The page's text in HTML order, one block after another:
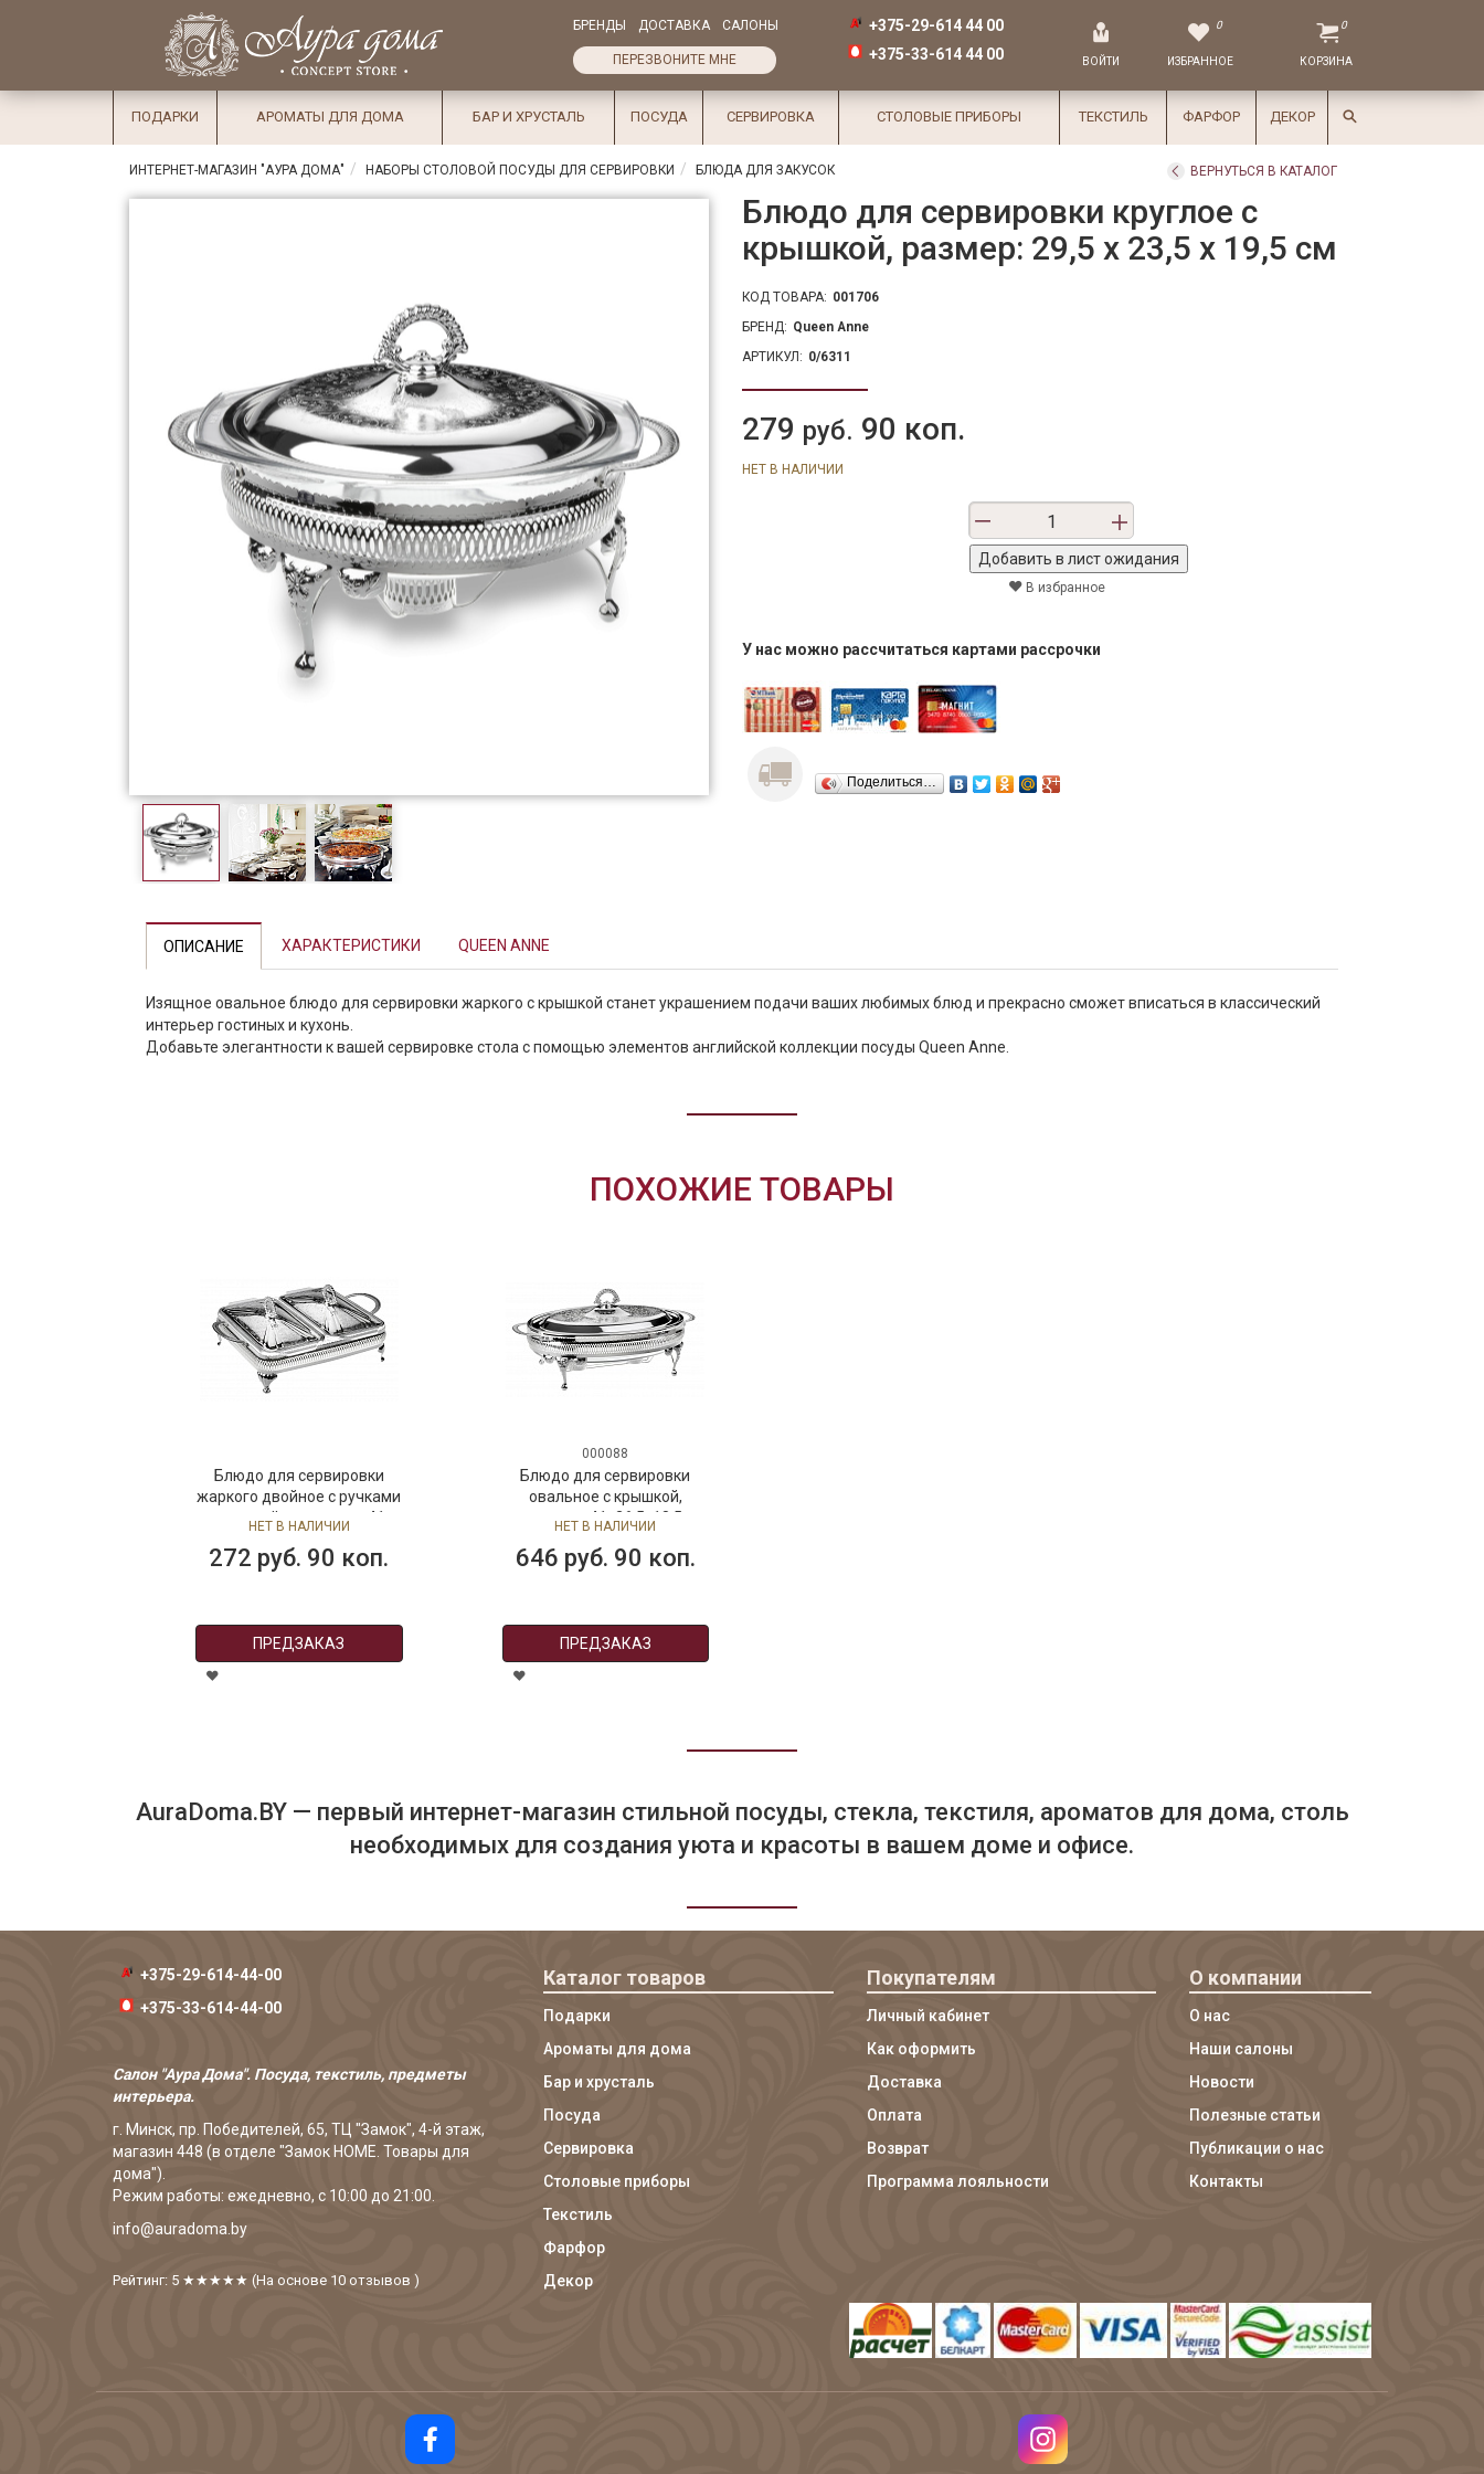
Избранное
×
СалоныДоставка
Оплата
Подарки
Ароматы
для дома
БРЕНДЫ ДОСТАВКА САЛОНЫ
ПЕРЕЗВОНИТЕ МНЕ
+375-29-614 44 00
+375-33-614 44 00
ВОЙТИ
0
ИЗБРАННОЕ
0
КОРЗИНА
ПОДАРКИ АРОМАТЫ ДЛЯ ДОМА БАР И ХРУСТАЛЬ ПОСУДА СЕРВИРОВКА СТОЛОВЫЕ ПРИБОРЫ ТЕКСТИЛЬ ФАРФОР ДЕКОР
ИНТЕРНЕТ-МАГАЗИН "АУРА ДОМА" НАБОРЫ СТОЛОВОЙ ПОСУДЫ ДЛЯ СЕРВИРОВКИ БЛЮДА ДЛЯ ЗАКУСОК ВЕРНУТЬСЯ В КАТАЛОГ
Блюдо для сервировки круглое с
крышкой, размер: 29,5 x 23,5 x 19,5 см
КОД ТОВАРА: 001706
БРЕНД: Queen Anne
АРТИКУЛ: 0/6311
279 руб. 90 коп.
НЕТ В НАЛИЧИИ
В избранное
У нас можно рассчитаться картами рассрочки
Поделиться…
ОПИСАНИЕ ХАРАКТЕРИСТИКИ QUEEN ANNE
Изящное овальное блюдо для сервировки жаркого с крышкой станет украшением подачи ваших любимых блюд и прекрасно сможет вписаться в классический
интерьер гостиных и кухонь.
Добавьте элегантности к вашей сервировке стола с помощью элементов английской коллекции посуды Queen Anne.
ПОХОЖИЕ ТОВАРЫ
Блюдо для сервировки
жаркого двойное с ручками
и крышкой, на ножках, 41 x
НЕТ В НАЛИЧИИ
272 руб. 90 коп.
ПРЕДЗАКАЗ
000088
Блюдо для сервировки
овальное с крышкой,
размер: 41x26,5x18,5
НЕТ В НАЛИЧИИ
646 руб. 90 коп.
ПРЕДЗАКАЗ
AuraDoma.BY — первый интернет-магазин стильной посуды, стекла, текстиля, ароматов для дома, столь
необходимых для создания уюта и красоты в вашем доме и офисе.
+375-29-614-44-00
+375-33-614-44-00
Салон "Аура Дома". Посуда, текстиль, предметы
интерьера.
г. Минск, пр. Победителей, 65, ТЦ "Замок", 4-й этаж,
магазин 448 (в отделе "Замок HOME. Товары для
дома").
Режим работы: ежедневно, с 10:00 до 21:00.
info@auradoma.by
Рейтинг: 5 ★★★★★ (На основе 10 отзывов )
Каталог товаров
Подарки
Ароматы для дома
Бар и хрусталь
Посуда
Сервировка
Столовые приборы
Текстиль
Фарфор
Декор
Покупателям
Личный кабинет
Как оформить
Доставка
Оплата
Возврат
Программа лояльности
О компании
О нас
Наши салоны
Новости
Полезные статьи
Публикации о нас
Контакты